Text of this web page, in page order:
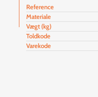
Reference
Materiale
Vægt (kg)
Toldkode
Varekode